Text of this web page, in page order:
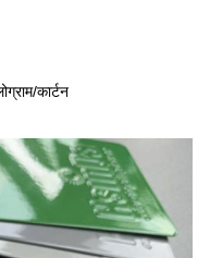
कार्टन